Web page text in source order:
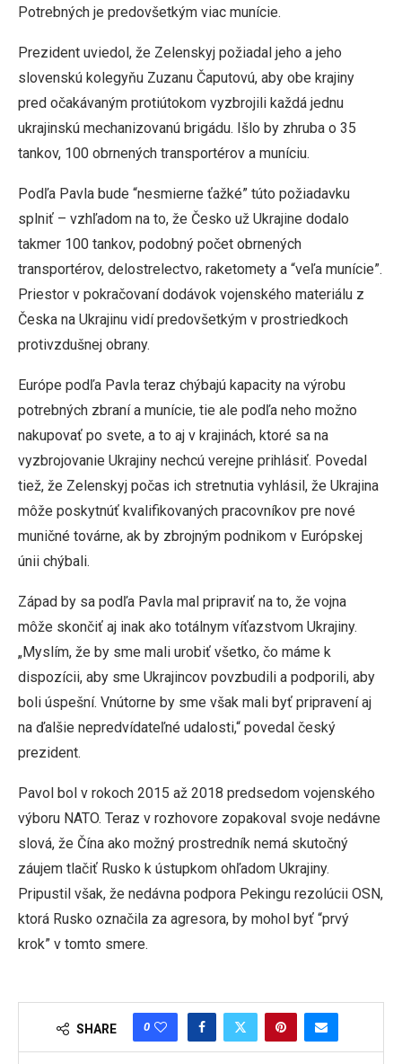
Potrebných je predovšetkým viac munície.
Prezident uviedol, že Zelenskyj požiadal jeho a jeho
slovenskú kolegyňu Zuzanu Čaputovú, aby obe krajiny
pred očakávaným protiútokom vyzbrojili každá jednu
ukrajinskú mechanizovanú brigádu. Išlo by zhruba o 35
tankov, 100 obrnených transportérov a muníciu.
Podľa Pavla bude “nesmierne ťažké” túto požiadavku
splniť – vzhľadom na to, že Česko už Ukrajine dodalo
takmer 100 tankov, podobný počet obrnených
transportérov, delostrelectvo, raketomety a “veľa munície”.
Priestor v pokračovaní dodávok vojenského materiálu z
Česka na Ukrajinu vidí predovšetkým v prostriedkoch
protivzdušnej obrany.
Európe podľa Pavla teraz chýbajú kapacity na výrobu
potrebných zbraní a munície, tie ale podľa neho možno
nakupovať po svete, a to aj v krajinách, ktoré sa na
vyzbrojovanie Ukrajiny nechcú verejne prihlásiť. Povedal
tiež, že Zelenskyj počas ich stretnutia vyhlásil, že Ukrajina
môže poskytnúť kvalifikovaných pracovníkov pre nové
muničné továrne, ak by zbrojným podnikom v Európskej
únii chýbali.
Západ by sa podľa Pavla mal pripraviť na to, že vojna
môže skončiť aj inak ako totálnym víťazstvom Ukrajiny.
„Myslím, že by sme mali urobiť všetko, čo máme k
dispozícii, aby sme Ukrajincov povzbudili a podporili, aby
boli úspešní. Vnútorne by sme však mali byť pripravení aj
na ďalšie nepredvídateľné udalosti,“ povedal český
prezident.
Pavol bol v rokoch 2015 až 2018 predsedom vojenského
výboru NATO. Teraz v rozhovore zopakoval svoje nedávne
slová, že Čína ako možný prostredník nemá skutočný
záujem tlačiť Rusko k ústupkom ohľadom Ukrajiny.
Pripustil však, že nedávna podpora Pekingu rezolúcii OSN,
ktorá Rusko označila za agresora, by mohol byť “prvý
krok” v tomto smere.
SHARE 0